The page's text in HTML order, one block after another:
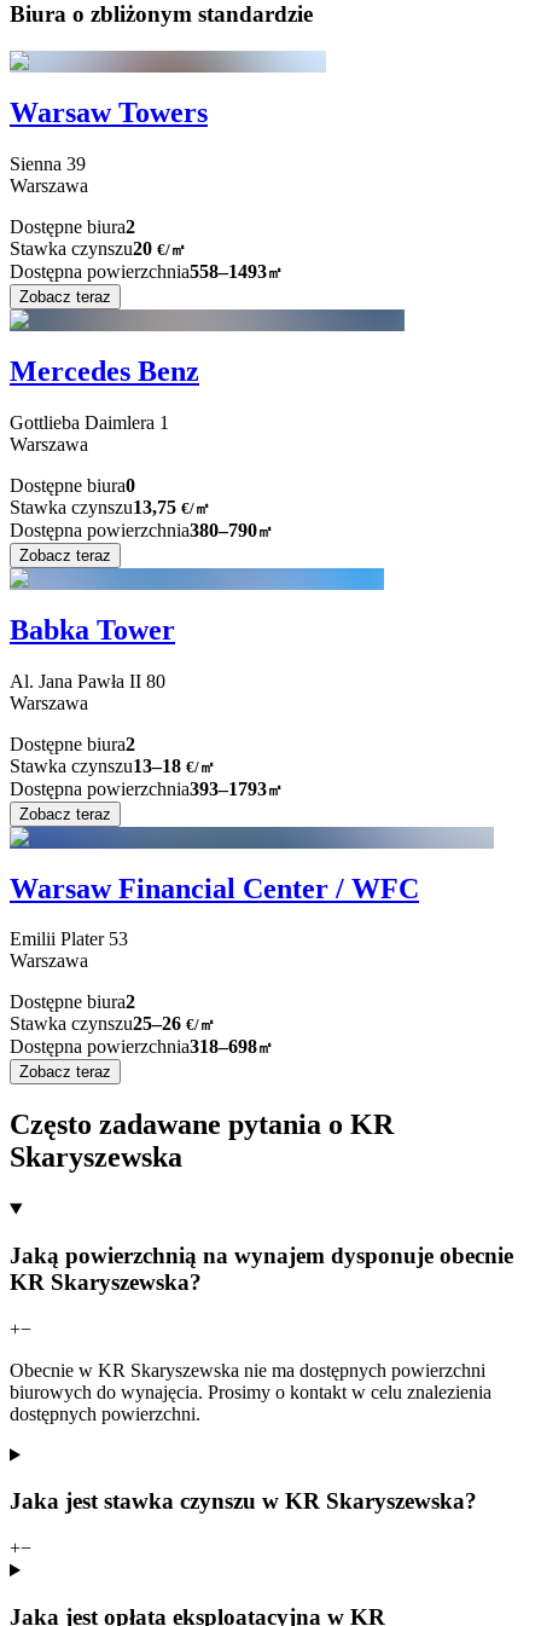
Biura o zbliżonym standardzie
Warsaw Towers
Sienna 39
Warszawa
Dostępne biura2
Stawka czynszu20 €/㎡
Dostępna powierzchnia558–1493㎡
Zobacz teraz
Mercedes Benz
Gottlieba Daimlera 1
Warszawa
Dostępne biura0
Stawka czynszu13,75 €/㎡
Dostępna powierzchnia380–790㎡
Zobacz teraz
Babka Tower
Al. Jana Pawła II 80
Warszawa
Dostępne biura2
Stawka czynszu13–18 €/㎡
Dostępna powierzchnia393–1793㎡
Zobacz teraz
Warsaw Financial Center / WFC
Emilii Plater 53
Warszawa
Dostępne biura2
Stawka czynszu25–26 €/㎡
Dostępna powierzchnia318–698㎡
Zobacz teraz
Często zadawane pytania o KR
Skaryszewska
Jaką powierzchnią na wynajem dysponuje obecnie
KR Skaryszewska?
+−
Obecnie w KR Skaryszewska nie ma dostępnych powierzchni
biurowych do wynajęcia. Prosimy o kontakt w celu znalezienia
dostępnych powierzchni.
Jaka jest stawka czynszu w KR Skaryszewska?
+−
Jaka jest opłata eksploatacyjna w KR